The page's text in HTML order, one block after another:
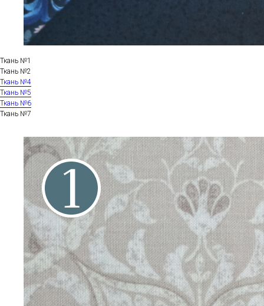
Ткань №1
Ткань №2
Ткань №4
Ткань №5
Ткань №6
Ткань №7